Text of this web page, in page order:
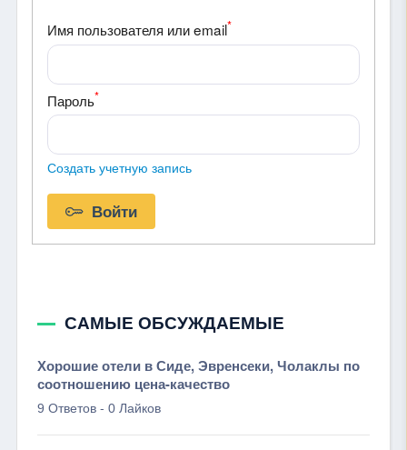
Имя пользователя или email*
Пароль*
Создать учетную запись
Войти
САМЫЕ ОБСУЖДАЕМЫЕ
Хорошие отели в Сиде, Эвренсеки, Чолаклы по
соотношению цена-качество
9 Ответов- 0 Лайков